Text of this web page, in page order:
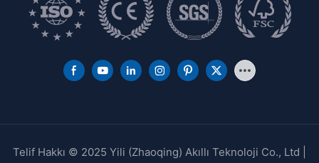
Telif Hakkı © 2025 Yili (Zhaoqing) Akıllı Teknoloji Co., Ltd |